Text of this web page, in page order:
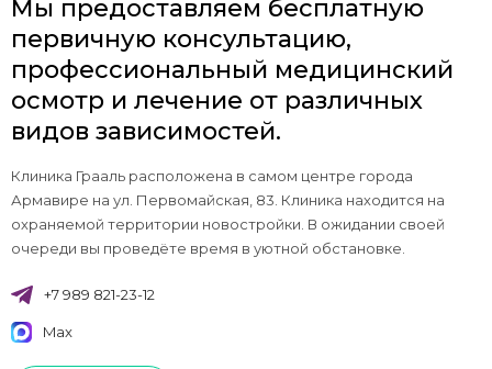
Мы предоставляем бесплатную
первичную консультацию,
профессиональный медицинский
осмотр и лечение от различных
видов зависимостей.
Клиника Грааль расположена в самом центре города
Армавире на ул. Первомайская, 83. Клиника находится на
охраняемой территории новостройки. В ожидании своей
очереди вы проведёте время в уютной обстановке.
+7 989 821-23-12
Max